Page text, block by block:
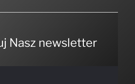
Nasz newsletter